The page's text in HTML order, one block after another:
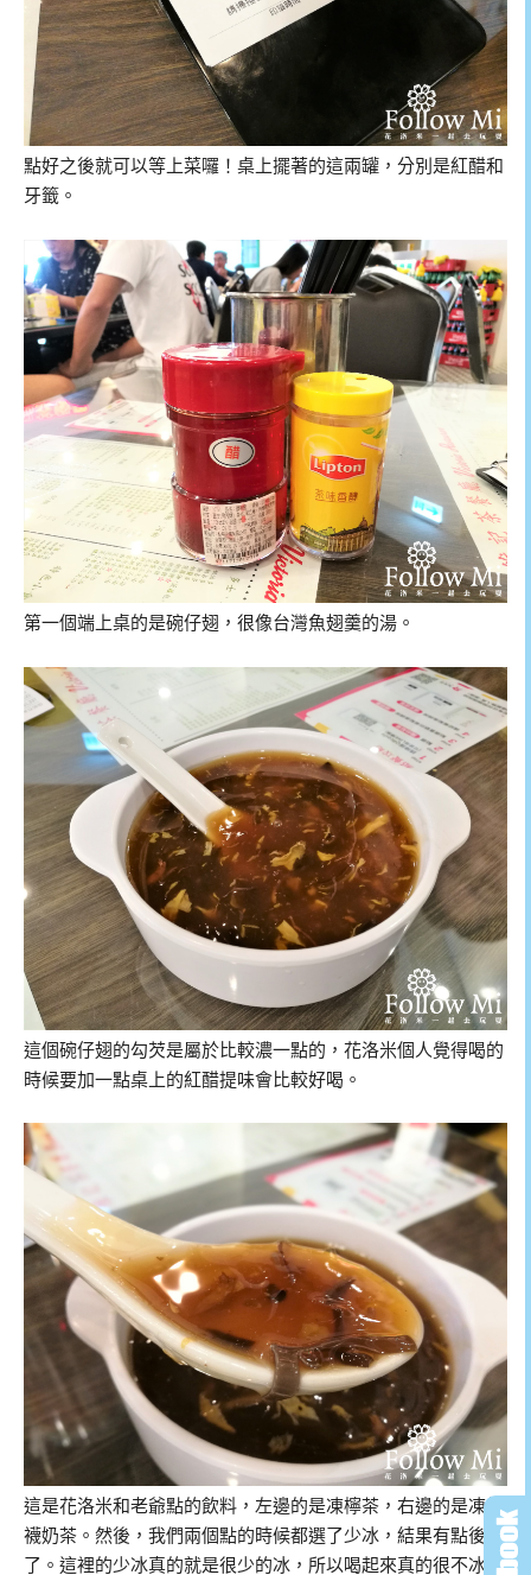
點好之後就可以等上菜囉！桌上擺著的這兩罐，分別是紅醋和
牙籤。
第一個端上桌的是碗仔翅，很像台灣魚翅羹的湯。
這個碗仔翅的勾芡是屬於比較濃一點的，花洛米個人覺得喝的
時候要加一點桌上的紅醋提味會比較好喝。
這是花洛米和老爺點的飲料，左邊的是凍檸茶，右邊的是凍絲
襪奶茶。然後，我們兩個點的時候都選了少冰，結果有點後悔
了。這裡的少冰真的就是很少的冰，所以喝起來真的很不冰。